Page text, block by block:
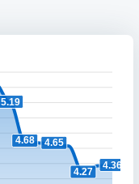
5.19
4.68 4.65
4.27
4.36